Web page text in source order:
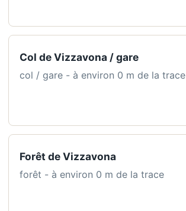
Col de Vizzavona / gare
col / gare - à environ 0 m de la trace
Forêt de Vizzavona
forêt - à environ 0 m de la trace